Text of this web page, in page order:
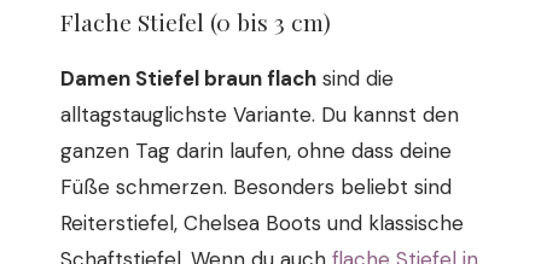
Flache Stiefel (0 bis 3 cm)
Damen Stiefel braun flach sind die
alltagstauglichste Variante. Du kannst den
ganzen Tag darin laufen, ohne dass deine
Füße schmerzen. Besonders beliebt sind
Reiterstiefel, Chelsea Boots und klassische
Schaftstiefel. Wenn du auch flache Stiefel in